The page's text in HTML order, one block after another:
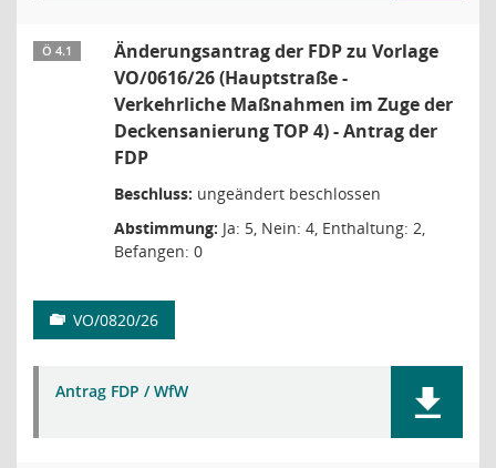
Ö 4.1
Änderungsantrag der FDP zu Vorlage
VO/0616/26 (Hauptstraße -
Verkehrliche Maßnahmen im Zuge der
Deckensanierung TOP 4) - Antrag der
FDP
Beschluss: ungeändert beschlossen
Abstimmung: Ja: 5, Nein: 4, Enthaltung: 2,
Befangen: 0
VO/0820/26
Antrag FDP / WfW